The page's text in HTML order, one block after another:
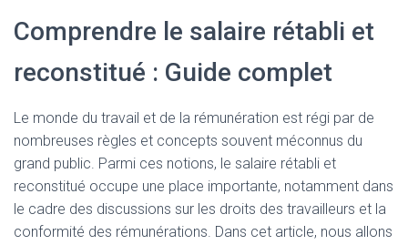
Comprendre le salaire rétabli et
reconstitué : Guide complet
Le monde du travail et de la rémunération est régi par de
nombreuses règles et concepts souvent méconnus du
grand public. Parmi ces notions, le salaire rétabli et
reconstitué occupe une place importante, notamment dans
le cadre des discussions sur les droits des travailleurs et la
conformité des rémunérations. Dans cet article, nous allons